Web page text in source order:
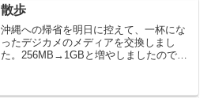
しきものがありました。駐...
散歩
沖縄への帰省を明日に控えて、一杯にな
ったデジカメのメディアを交換しまし
た。256MB→1GBと増やしましたので、